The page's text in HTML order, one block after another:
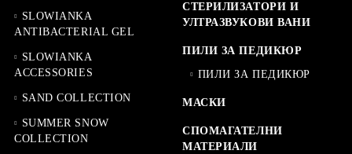
SLOWIANKA
ANTIBACTERIAL GEL
SLOWIANKA
ACCESSORIES
SAND COLLECTION
SUMMER SNOW
COLLECTION
СТЕРИЛИЗАТОРИ И
УЛТРАЗВУКОВИ ВАНИ
ПИЛИ ЗА ПЕДИКЮР
ПИЛИ ЗА ПЕДИКЮР
МАСКИ
СПОМАГАТЕЛНИ
МАТЕРИАЛИ